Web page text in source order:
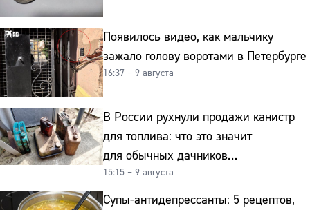
Появилось видео, как мальчику
зажало голову воротами в Петербурге
16:37 – 9 августа
В России рухнули продажи канистр
для топлива: что это значит
для обычных дачников
и автомобилистов
15:15 – 9 августа
Супы-антидепрессанты: 5 рецептов,